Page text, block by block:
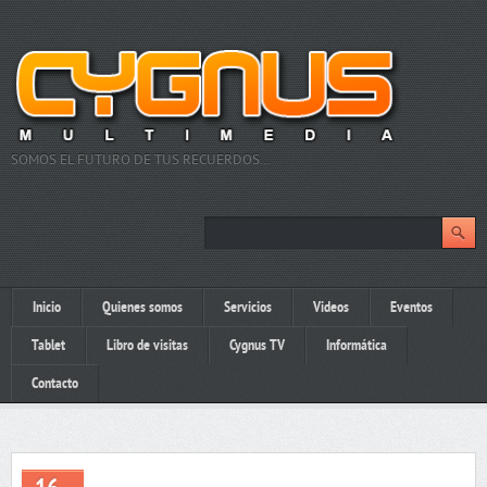
SOMOS EL FUTURO DE TUS RECUERDOS…
Inicio Quienes somos Servicios Videos Eventos
Tablet Libro de visitas Cygnus TV Informática
Contacto